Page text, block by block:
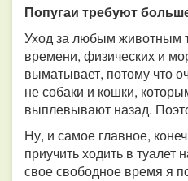
Попугаи требуют
Уход за любым животным
времени, физических и
выматывает, потому что
не собаки и кошки,
выплевывают назад.
Ну, и самое главное,
приучить ходить в
свое свободное время я